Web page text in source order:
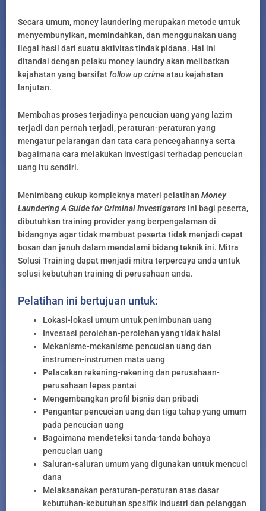
Secara umum, money laundering merupakan metode untuk
menyembunyikan, memindahkan, dan menggunakan uang
ilegal hasil dari suatu aktivitas tindak pidana. Hal ini
ditandai dengan pelaku money laundry akan melibatkan
kejahatan yang bersifatfollow up crimeatau kejahatan
lanjutan.
Membahas proses terjadinya pencucian uang yang lazim
terjadi dan pernah terjadi, peraturan-peraturan yang
mengatur pelarangan dan tata cara pencegahannya serta
bagaimana cara melakukan investigasi terhadap pencucian
uang itu sendiri.
Menimbang cukup kompleknya materi pelatihan Money
Laundering A Guide for Criminal Investigators ini bagi peserta,
dibutuhkan training provider yang berpengalaman di
bidangnya agar tidak membuat peserta tidak menjadi cepat
bosan dan jenuh dalam mendalami bidang teknik ini. Mitra
Solusi Training dapat menjadi mitra terpercaya anda untuk
solusi kebutuhan training di perusahaan anda.
Pelatihan ini bertujuan untuk:
Lokasi-lokasi umum untuk penimbunan uang
Investasi perolehan-perolehan yang tidak halal
Mekanisme-mekanisme pencucian uang dan
instrumen-instrumen mata uang
Pelacakan rekening-rekening dan perusahaan-
perusahaan lepas pantai
Mengembangkan profil bisnis dan pribadi
Pengantar pencucian uang dan tiga tahap yang umum
pada pencucian uang
Bagaimana mendeteksi tanda-tanda bahaya
pencucian uang
Saluran-saluran umum yang digunakan untuk mencuci
dana
Melaksanakan peraturan-peraturan atas dasar
kebutuhan-kebutuhan spesifik industri dan pelanggan